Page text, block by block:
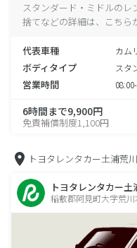
スタンダード・ミドルのレ
捨てなどの詳細は、こちら
代表車種 カム
ボディタイプ スタ
営業時間
6時間まで9,900円
免責補償制度1,100円
トヨタレンタカー土浦荒
トヨタレンタカー土
稲敷郡阿見町大字荒川